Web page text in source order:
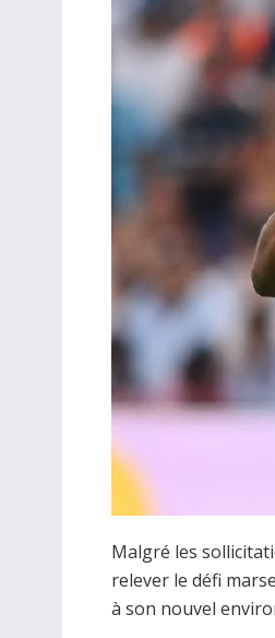
Malgré les
relever le défi
à son nouvel